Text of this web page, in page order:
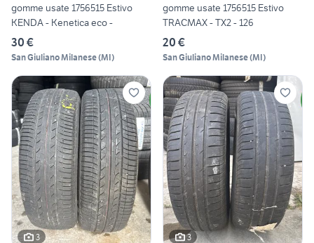
gomme usate 1756515 Estivo
KENDA - Kenetica eco -
30 €
San Giuliano Milanese(MI)
gomme usate 1756515 Estivo
TRACMAX - TX2 - 126
20 €
San Giuliano Milanese(MI)
3 3